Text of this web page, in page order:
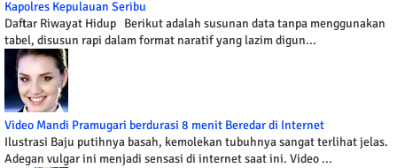
Kapolres Kepulauan Seribu
Daftar Riwayat Hidup Berikut adalah susunan data tanpa menggunakan
tabel, disusun rapi dalam format naratif yang lazim digun...
Video Mandi Pramugari berdurasi 8 menit Beredar di Internet
Ilustrasi Baju putihnya basah, kemolekan tubuhnya sangat terlihat jelas.
Adegan vulgar ini menjadi sensasi di internet saat ini. Video ...